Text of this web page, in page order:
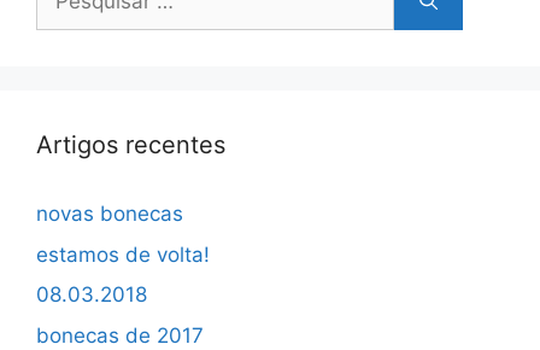
Artigos recentes
novas bonecas
estamos de volta!
08.03.2018
bonecas de 2017